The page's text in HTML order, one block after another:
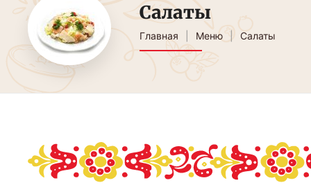
Салаты
Главная Меню Салаты